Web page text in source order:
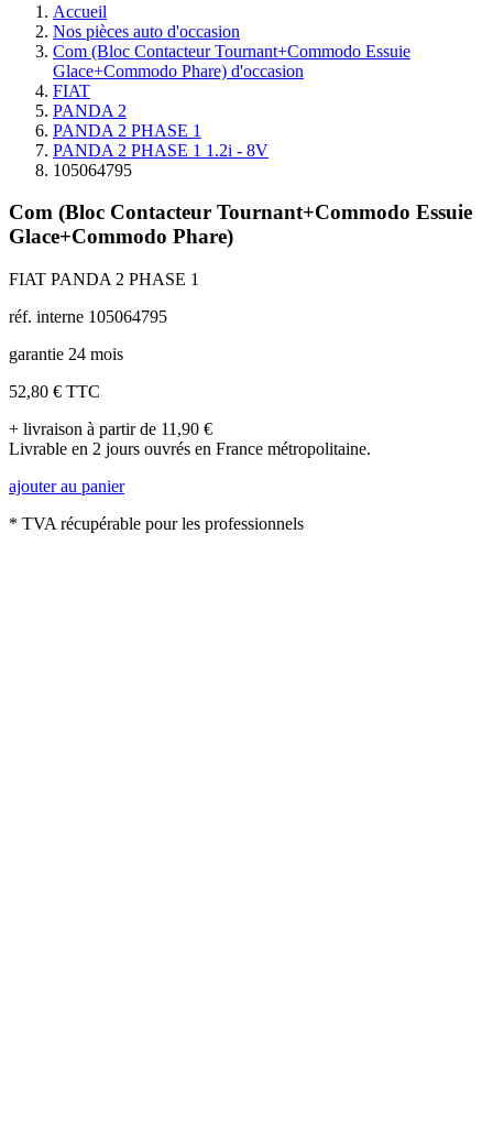
Accueil
Nos pièces auto d'occasion
Com (Bloc Contacteur Tournant+Commodo Essuie
Glace+Commodo Phare) d'occasion
FIAT
PANDA 2
PANDA 2 PHASE 1
PANDA 2 PHASE 1 1.2i - 8V
105064795
Com (Bloc Contacteur Tournant+Commodo Essuie
Glace+Commodo Phare)
FIAT PANDA 2 PHASE 1
réf. interne 105064795
garantie 24 mois
52,80 € TTC
+ livraison à partir de 11,90 €
Livrable en 2 jours ouvrés en France métropolitaine.
ajouter au panier
* TVA récupérable pour les professionnels